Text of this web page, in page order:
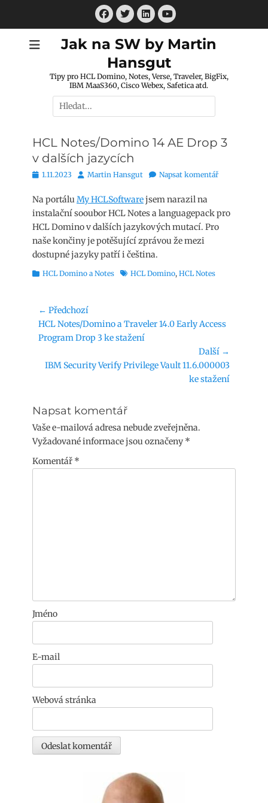
Facebook
Twitter
LinkedIn
Youtube
Jak na SW by Martin
Hansgut
Tipy pro HCL Domino, Notes, Verse, Traveler, BigFix,
IBM MaaS360, Cisco Webex, Safetica atd.
Hledat:
HCL Notes/Domino 14 AE Drop 3
v dalších jazycích
Publikováno
1.11.2023 AutorMartin Hansgut Napsat komentář
Na portáluMy HCLSoftwarejsem narazil na
instalační sooubor HCL Notes a languagepack pro
HCL Domino v dalších jazykových mutací. Pro
naše končiny je potěšující zprávou že mezi
dostupné jazyky patří i čeština.
Rubriky
HCL Domino a Notes ŠtítkyHCL Domino, HCL Notes
Navigace
pro
příspěvek
← Předchozí
Předchozí
příspěvek:
HCL Notes/Domino a Traveler 14.0 Early Access
Program Drop 3 ke stažení
Další →
Následující
IBM Security Verify Privilege Vault 11.6.000003
ke stažení
Napsat komentář
Vaše e-mailová adresa nebude zveřejněna.
Vyžadované informace jsou označeny *
Komentář *
Jméno
E-mail
Webová stránka